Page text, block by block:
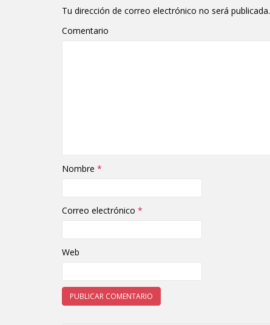
Tu dirección de correo electrónico no será publicada.
Comentario
Nombre *
Correo electrónico *
Web